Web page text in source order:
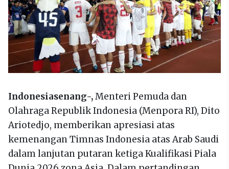
Indonesiasenang-,Menteri Pemuda dan
Olahraga Republik Indonesia (Menpora RI), Dito
Ariotedjo, memberikan apresiasi atas
kemenangan Timnas Indonesia atas Arab Saudi
dalam lanjutan putaran ketiga Kualifikasi Piala